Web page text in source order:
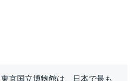
京国立博物館は、日本で最も